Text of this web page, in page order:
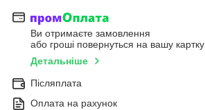
Ви отримаєте замовлення
або гроші повернуться на вашу картку
Детальніше
Післяплата
Оплата на рахунок